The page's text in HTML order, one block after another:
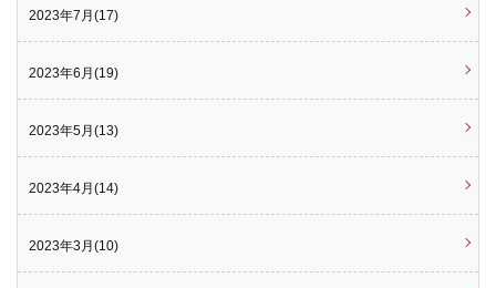
2023年7月(17)
2023年6月(19)
2023年5月(13)
2023年4月(14)
2023年3月(10)